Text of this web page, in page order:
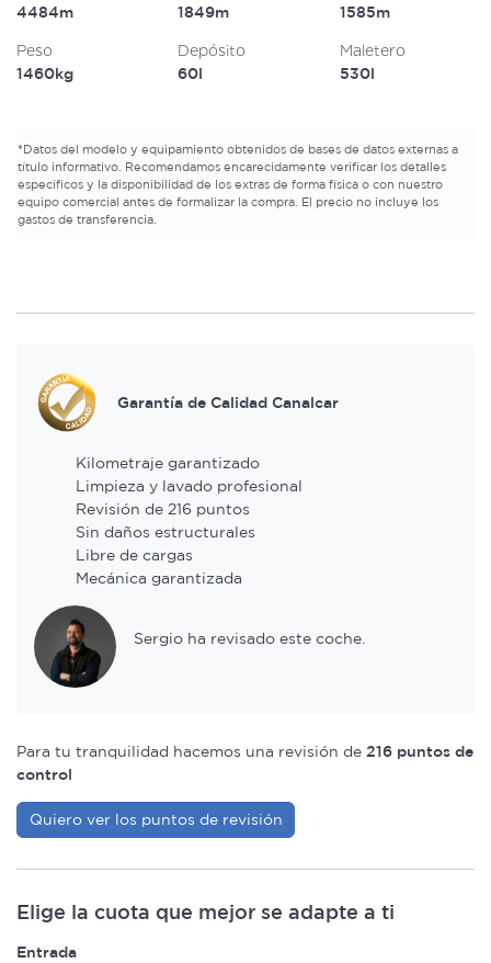
4484m
1849m
1585m
Peso
1460kg
Depósito
60l
Maletero
530l
*Datos del modelo y equipamiento obtenidos de bases de datos externas a
título informativo. Recomendamos encarecidamente verificar los detalles
específicos y la disponibilidad de los extras de forma física o con nuestro
equipo comercial antes de formalizar la compra. El precio no incluye los
gastos de transferencia.
Garantía de Calidad Canalcar
Kilometraje garantizado
Limpieza y lavado profesional
Revisión de 216 puntos
Sin daños estructurales
Libre de cargas
Mecánica garantizada
Sergio ha revisado este coche.
Para tu tranquilidad hacemos una revisión de 216 puntos de
control
Quiero ver los puntos de revisión
Elige la cuota que mejor se adapte a ti
Entrada